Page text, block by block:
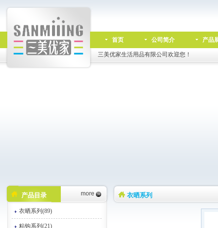
首页 公司简介 产品
三美优家生活用品有限公司欢迎您！
产品目录 more
衣晒系列(89)
粘钩系列(21)
衣晒系列